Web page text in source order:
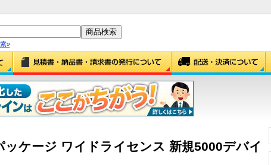
»
ケージ ワイドライセンス 新規5000デバイ